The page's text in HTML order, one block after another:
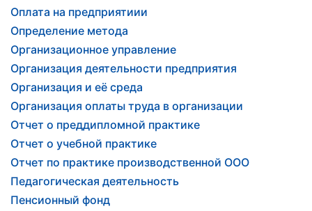
Оплата на предприятиии
Определение метода
Организационное управление
Организация деятельности предприятия
Организация и её среда
Организация оплаты труда в организации
Отчет о преддипломной практике
Отчет о учебной практике
Отчет по практике производственной ООО
Педагогическая деятельность
Пенсионный фонд